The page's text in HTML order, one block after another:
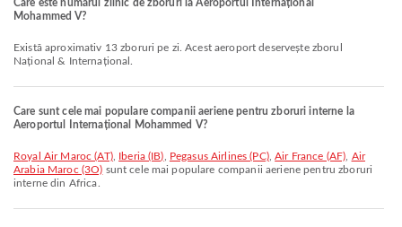
Care este numărul zilnic de zboruri la Aeroportul Internațional
Mohammed V?
Există aproximativ 13 zboruri pe zi. Acest aeroport deservește zborul
Național & Internațional.
Care sunt cele mai populare companii aeriene pentru zboruri interne la
Aeroportul Internațional Mohammed V?
Royal Air Maroc (AT), Iberia (IB) Pegasus Airlines (PC),Air France (AF) Air
Arabia Maroc (3O) sunt cele mai populare companii aeriene pentru zboruri
interne din Africa.